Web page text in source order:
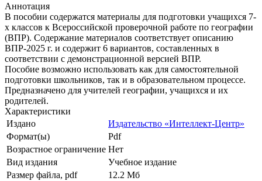
Аннотация
В пособии содержатся материалы для подготовки учащихся 7-
х классов к Всероссийской проверочной работе по географии
(ВПР). Содержание материалов соответствует описанию
ВПР-2025 г. и содержит 6 вариантов, составленных в
соответствии с демонстрационной версией ВПР.
Пособие возможно использовать как для самостоятельной
подготовки школьников, так и в образовательном процессе.
Предназначено для учителей географии, учащихся и их
родителей.
Характеристики
Издано
Издательство «Интеллект-Центр»
Формат(ы)
Pdf
Возрастное ограничение Нет
Вид издания
Учебное издание
Размер файла, pdf
12.2 Mб